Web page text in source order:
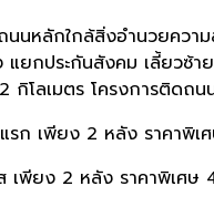
นนหลักใกล้สิ่งอำนวยความ
แยกประกันสังคม เลี้ยวซ้
กิโลเมตร โครงการติดถ
รก เพียง 2 หลัง ราคาพิเ
เพียง 2 หลัง ราคาพิเศษ